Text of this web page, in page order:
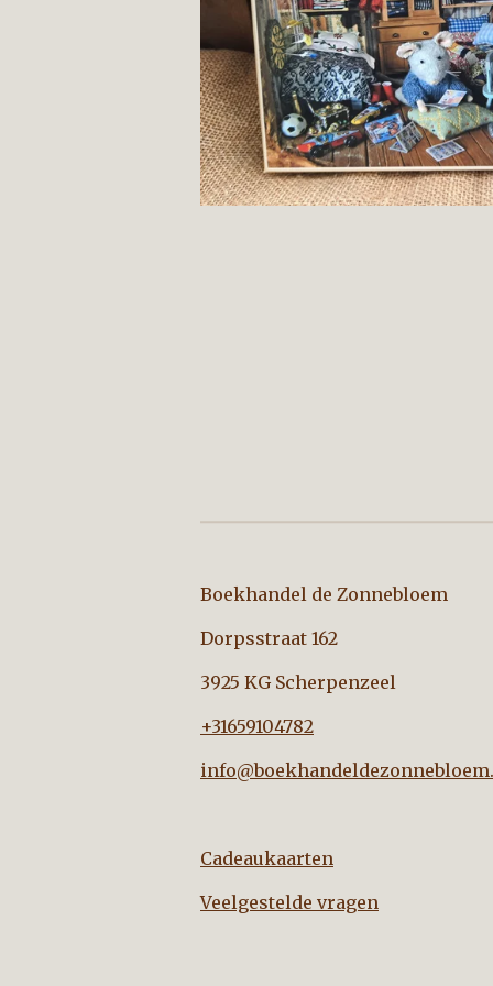
Boekhandel de
Dorpsstraat 162
3925 KG Scherpenzeel
+31659104782
Cadeaukaarten
Veelgestelde vragen